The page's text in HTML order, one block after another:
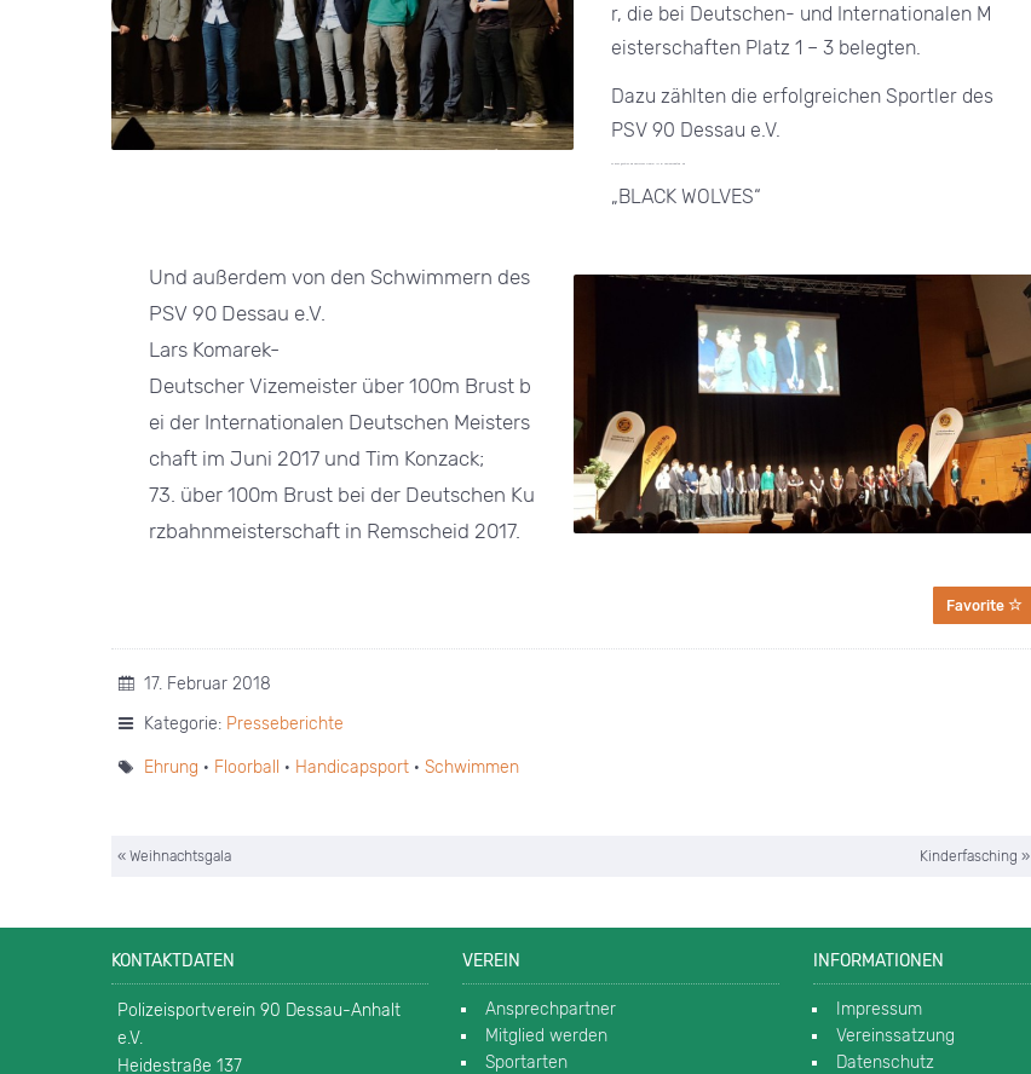
r, die bei Deutschen- und Internationalen M
eisterschaften Platz 1 – 3 belegten.
Dazu zählten die erfolgreichen Sportler des
PSV 90 Dessau e.V.
Zu ihnen gehören die Deutschen Meister U17 im Floorball Kleinfeld , die
„BLACK WOLVES“
Und außerdem von den Schwimmern des
PSV 90 Dessau e.V.
Lars Komarek-
Deutscher Vizemeister über 100m Brust b
ei der Internationalen Deutschen Meisters
chaft im Juni 2017 und Tim Konzack;
73. über 100m Brust bei der Deutschen Ku
rzbahnmeisterschaft in Remscheid 2017.
Favorite
17. Februar 2018
Kategorie: Presseberichte
Ehrung · Floorball · Handicapsport · Schwimmen
« Weihnachtsgala Kinderfasching »
KONTAKTDATEN
Polizeisportverein 90 Dessau-Anhalt
e.V.
Heidestraße 137
VEREIN
Ansprechpartner
Mitglied werden
Sportarten
INFORMATIONEN
Impressum
Vereinssatzung
Datenschutz